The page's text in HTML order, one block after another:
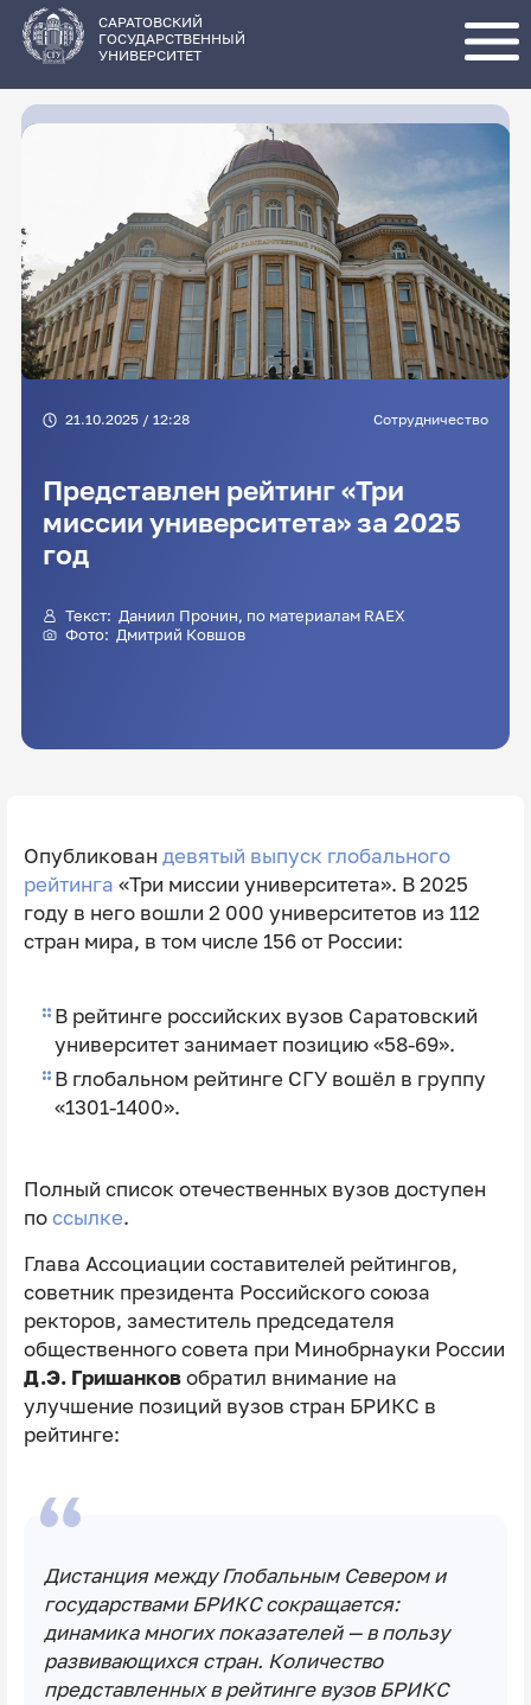
основному
содержанию
САРАТОВСКИЙ
ГОСУДАРСТВЕННЫЙ
УНИВЕРСИТЕТ
21.10.2025 / 12:28 Сотрудничество
Представлен рейтинг «Три
миссии университета» за 2025
год
Текст: Даниил Пронин, по материалам RAEX
Фото: Дмитрий Ковшов
Опубликован девятый выпуск глобального
рейтинга «Три миссии университета». В 2025
году в него вошли 2 000 университетов из 112
стран мира, в том числе 156 от России:
В рейтинге российских вузов Саратовский
университет занимает позицию «58-69».
В глобальном рейтинге СГУ вошёл в группу
«1301-1400».
Полный список отечественных вузов доступен
по ссылке.
Глава Ассоциации составителей рейтингов,
советник президента Российского союза
ректоров, заместитель председателя
общественного совета при Минобрнауки России
Д.Э. Гришанковобратил внимание на
улучшение позиций вузов стран БРИКС в
рейтинге:
Дистанция между Глобальным Севером и
государствами БРИКС сокращается:
динамика многих показателей — в пользу
развивающихся стран. Количество
представленных в рейтинге вузов БРИКС